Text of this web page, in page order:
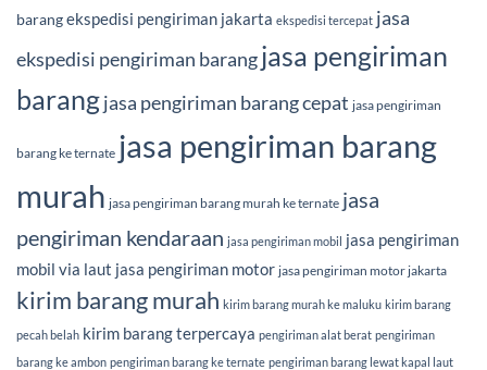
barangekspedisi pengiriman jakarta ekspedisi tercepat jasa
ekspedisi pengiriman barangjasa pengiriman
barangjasa pengiriman barang cepat jasa pengiriman
barang ke ternate jasa pengiriman barang
murah jasa pengiriman barang murah ke ternate jasa
pengiriman kendaraan jasa pengiriman mobil jasa pengiriman
mobil via laut jasa pengiriman motor jasa pengiriman motor jakarta
kirim barang murah kirim barang murah ke maluku kirim barang
pecah belah kirim barang terpercaya pengiriman alat berat pengiriman
barang ke ambon pengiriman barang ke ternate pengiriman barang lewat kapal laut